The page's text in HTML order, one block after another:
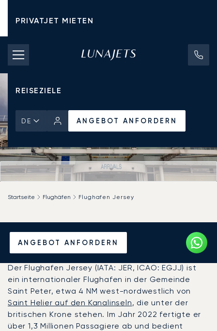
PRIVATJET MIETEN
CHARTERPREISE
PRIVATJETS
REISEZIELE
DE ANGEBOT ANFORDERN
ANGEBOT ANFORDERN
Startseite Flughäfen Flughafen Jersey
Privatjet chartern zum
Flughafen Jersey
Der Flughafen Jersey (IATA: JER, ICAO: EGJJ) ist
ein internationaler Flughafen in der Gemeinde
Saint Peter, etwa 4 NM west-nordwestlich von
Saint Helier auf den Kanalinseln, die unter der
britischen Krone stehen. Im Jahr 2022 fertigte er
über 1,3 Millionen Passagiere ab und bedient